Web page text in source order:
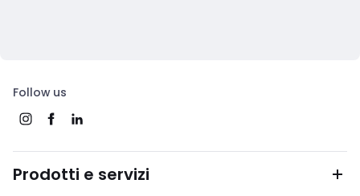
Follow us
Prodotti e servizi